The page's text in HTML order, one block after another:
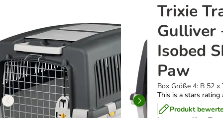
Trixie
Gulliver
Isobed
Paw
Box Größe 4: B 52
This is a stars rating
Produkt